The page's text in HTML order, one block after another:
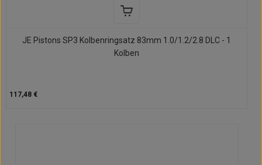
JE Pistons SP3 Kolbenringsatz 83mm 1.0/1.2/2.8 DLC - 1
Kolben
117,48 €